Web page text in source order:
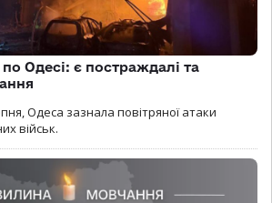
Одесі: є постраждалі та
Одеса зазнала повітряної атаки
військ.